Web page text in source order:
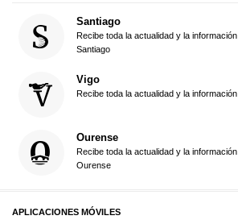
Santiago
Recibe toda la actualidad y la
Santiago
Vigo
Recibe toda la actualidad y la
Ourense
Recibe toda la actualidad y la
Ourense
APLICACIONES MÓVILES